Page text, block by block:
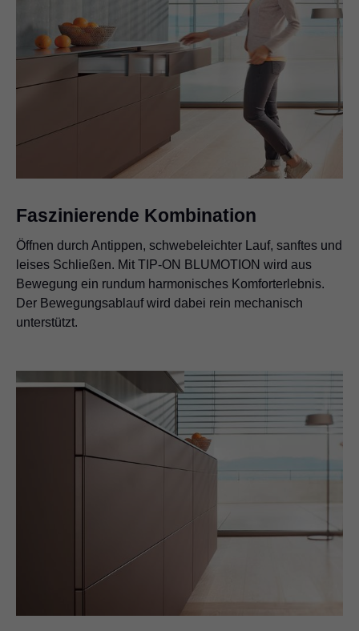
Faszinierende Kombination
Öffnen durch Antippen, schwebeleichter Lauf, sanftes und
leises Schließen. Mit TIP-ON BLUMOTION wird aus
Bewegung ein rundum harmonisches Komforterlebnis.
Der Bewegungsablauf wird dabei rein mechanisch
unterstützt.